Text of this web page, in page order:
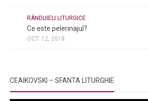
RÂNDUIELI LITURGICE
Ce este pelerinajul?
OCT. 12, 2018
CEAIKOVSKI – SFANTA LITURGHIE